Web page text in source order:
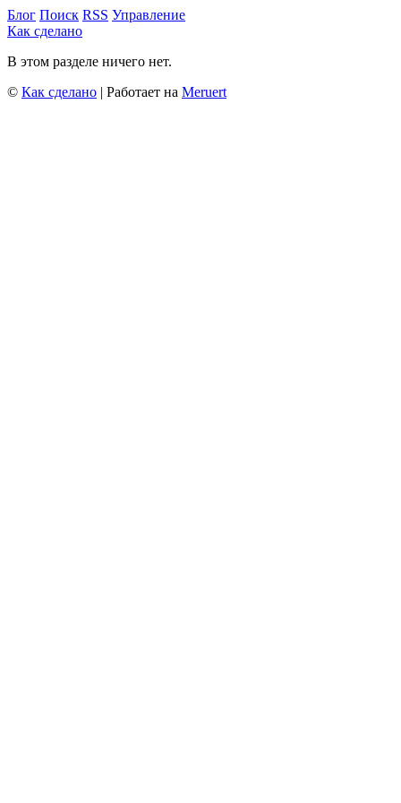
Блог Поиск RSS Управление
Как сделано
В этом разделе ничего нет.
© Как сделано | Работает на Meruert